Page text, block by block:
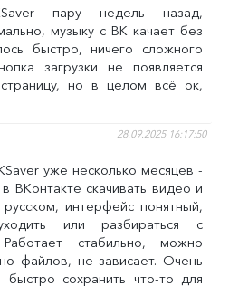
пару недель назад,
музыку с ВК качает без
быстро, ничего сложного
загрузки не появляется
но в целом всё ок,
28.09.2025 16:17:50
уже несколько месяцев -
ВКонтакте скачивать видео и
интерфейс понятный,
или разбираться с
стабильно, можно
файлов, не зависает. Очень
сохранить что-то для